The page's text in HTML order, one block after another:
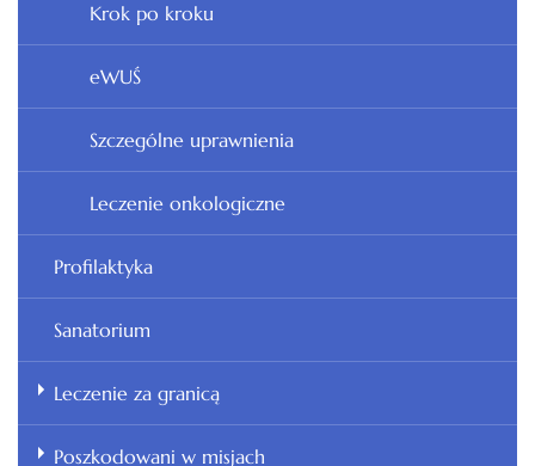
Krok po kroku
eWUŚ
Szczególne uprawnienia
Leczenie onkologiczne
Profilaktyka
Sanatorium
Leczenie za granicą
Poszkodowani w misjach